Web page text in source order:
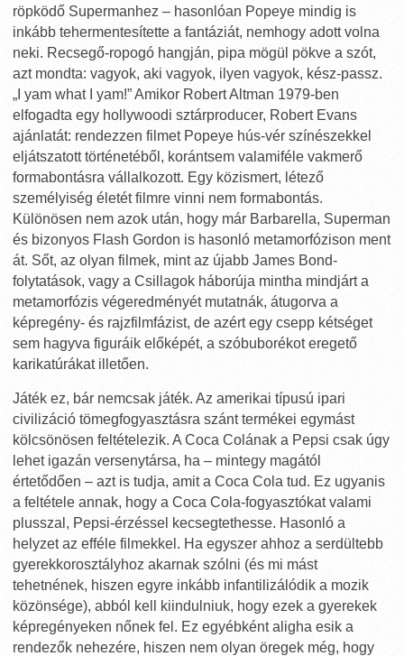
röpködő Supermanhez – hasonlóan Popeye mindig is
inkább tehermentesítette a fantáziát, nemhogy adott volna
neki. Recsegő-ropogó hangján, pipa mögül pökve a szót,
azt mondta: vagyok, aki vagyok, ilyen vagyok, kész-passz.
„I yam what I yam!” Amikor Robert Altman 1979-ben
elfogadta egy hollywoodi sztárproducer, Robert Evans
ajánlatát: rendezzen filmet Popeye hús-vér színészekkel
eljátszatott történetéből, korántsem valamiféle vakmerő
formabontásra vállalkozott. Egy közismert, létező
személyiség életét filmre vinni nem formabontás.
Különösen nem azok után, hogy már Barbarella, Superman
és bizonyos Flash Gordon is hasonló metamorfózison ment
át. Sőt, az olyan filmek, mint az újabb James Bond-
folytatások, vagy a Csillagok háborúja mintha mindjárt a
metamorfózis végeredményét mutatnák, átugorva a
képregény- és rajzfilmfázist, de azért egy csepp kétséget
sem hagyva figuráik előképét, a szóbuborékot eregető
karikatúrákat illetően.
Játék ez, bár nemcsak játék. Az amerikai típusú ipari
civilizáció tömegfogyasztásra szánt termékei egymást
kölcsönösen feltételezik. A Coca Colának a Pepsi csak úgy
lehet igazán versenytársa, ha – mintegy magától
értetődően – azt is tudja, amit a Coca Cola tud. Ez ugyanis
a feltétele annak, hogy a Coca Cola-fogyasztókat valami
plusszal, Pepsi-érzéssel kecsegtethesse. Hasonló a
helyzet az efféle filmekkel. Ha egyszer ahhoz a serdültebb
gyerekkorosztályhoz akarnak szólni (és mi mást
tehetnének, hiszen egyre inkább infantilizálódik a mozik
közönsége), abból kell kiindulniuk, hogy ezek a gyerekek
képregényeken nőnek fel. Ez egyébként aligha esik a
rendezők nehezére, hiszen nem olyan öregek még, hogy